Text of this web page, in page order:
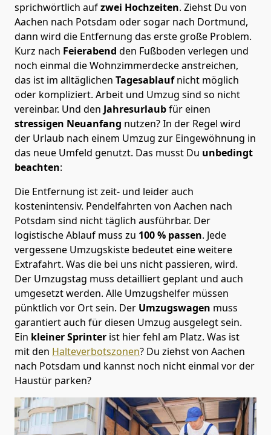
sprichwörtlich aufzwei Hochzeiten. Ziehst Du von
Aachen nach Potsdam oder sogar nach Dortmund,
dann wird die Entfernung das erste große Problem.
Kurz nach Feierabend den Fußboden verlegen und
noch einmal die Wohnzimmerdecke anstreichen,
das ist im alltäglichen Tagesablaufnicht möglich
oder kompliziert. Arbeit und Umzug sind so nicht
vereinbar. Und den Jahresurlaubfür einen
stressigen Neuanfang nutzen? In der Regel wird
der Urlaub nach einem Umzug zur Eingewöhnung in
das neue Umfeld genutzt. Das musst Du unbedingt
beachten:
Die Entfernung ist zeit- und leider auch
kostenintensiv. Pendelfahrten von Aachen nach
Potsdam sind nicht täglich ausführbar. Der
logistische Ablauf muss zu 100 % passen. Jede
vergessene Umzugskiste bedeutet eine weitere
Extrafahrt. Was die bei uns nicht passieren, wird.
Der Umzugstag muss detailliert geplant und auch
umgesetzt werden. Alle Umzugshelfer müssen
pünktlich vor Ort sein. Der Umzugswagen muss
garantiert auch für diesen Umzug ausgelegt sein.
Ein kleiner Sprinter ist hier fehl am Platz. Was ist
mit den Halteverbotszonen? Du ziehst von Aachen
nach Potsdam und kannst noch nicht einmal vor der
Haustür parken?